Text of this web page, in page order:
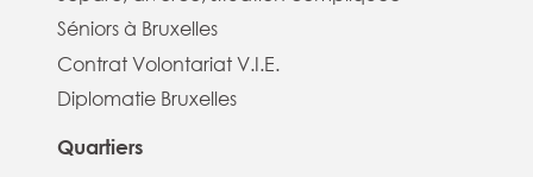
Séniors à Bruxelles
Contrat Volontariat V.I.E.
Diplomatie Bruxelles
Quartiers